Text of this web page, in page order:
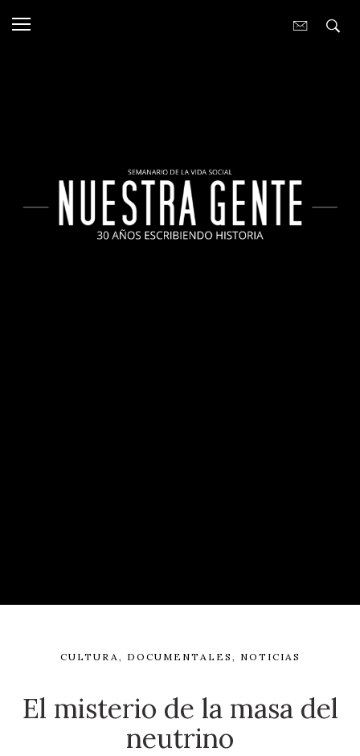
CULTURA , DOCUMENTALES , NOTICIAS
El misterio de la masa del
neutrino